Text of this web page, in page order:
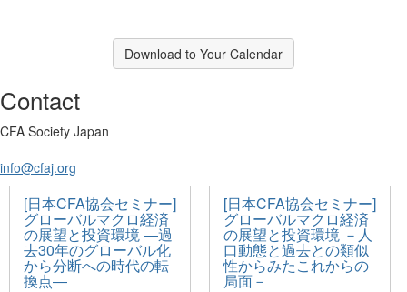
Download to Your Calendar
Contact
CFA Society Japan
info@cfaj.org
[日本CFA協会セミナー]
グローバルマクロ経済
の展望と投資環境 ―過
去30年のグローバル化
から分断への時代の転
換点―
[日本CFA協会セミナー]
グローバルマクロ経済
の展望と投資環境 －人
口動態と過去との類似
性からみたこれからの
局面－